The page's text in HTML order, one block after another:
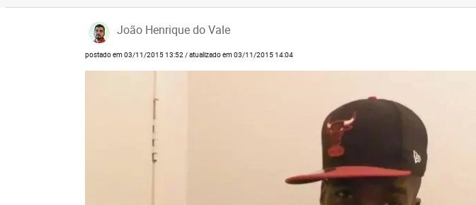
João Henrique do Vale
postado em 03/11/2015 13:52 / atualizado em 03/11/2015 14:04